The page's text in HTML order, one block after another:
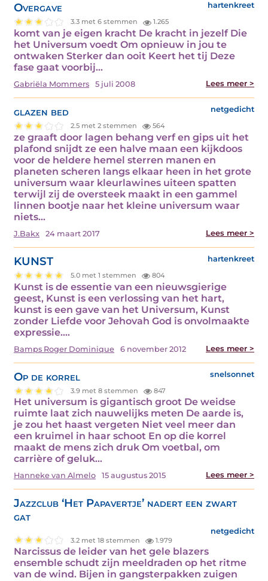
Overgave hartenkreet
3.3 met 6 stemmen 1.265
komt van je eigen kracht De kracht in jezelf Die
het Universum voedt Om opnieuw in jou te
ontwaken Sterker dan ooit Keert het tij Deze
fase gaat voorbij…
Gabriëla Mommers 5 juli 2008 Lees meer >
glazen bed netgedicht
2.5 met 2 stemmen 564
ze graaft door lagen behang verf en gips uit het
plafond snijdt ze een halve maan een kijkdoos
voor de heldere hemel sterren manen en
planeten scheren langs elkaar heen in het grote
universum waar kleurlawines uiteen spatten
terwijl zij de oversteek maakt in een gammel
linnen bootje naar het kleine universum waar
niets…
J.Bakx 24 maart 2017 Lees meer >
KUNST hartenkreet
5.0 met 1 stemmen 804
Kunst is de essentie van een nieuwsgierige
geest, Kunst is een verlossing van het hart,
kunst is een gave van het Universum, Kunst
zonder Liefde voor Jehovah God is onvolmaakte
expressie.…
Bamps Roger Dominique 6 november 2012 Lees meer >
Op de korrel snelsonnet
3.9 met 8 stemmen 847
Het universum is gigantisch groot De weidse
ruimte laat zich nauwelijks meten De aarde is,
je zou het haast vergeten Niet veel meer dan
een kruimel in haar schoot En op die korrel
maakt de mens zich druk Om voetbal, om
carrière of geluk…
Hanneke van Almelo 15 augustus 2015 Lees meer >
Jazzclub ‘Het Papavertje’ nadert een zwart
gat
netgedicht
3.2 met 18 stemmen 1.979
Narcissus de leider van het gele blazers
ensemble schudt zijn meeldraden op het ritme
van de wind. Bijen in gangsterpakken zuigen